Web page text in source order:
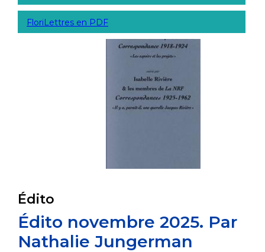
Édito
Édito novembre 2025. Par
Nathalie Jungerman
FloriLettres en PDF